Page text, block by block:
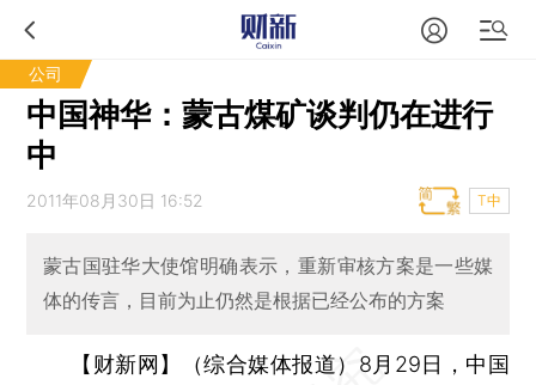
公司
中国神华：蒙古煤矿谈判仍在进行
中
2011年08月30日 16:52 T中
蒙古国驻华大使馆明确表示，重新审核方案是一些媒
体的传言，目前为止仍然是根据已经公布的方案
【财新网】（综合媒体报道） 8月29日，中国